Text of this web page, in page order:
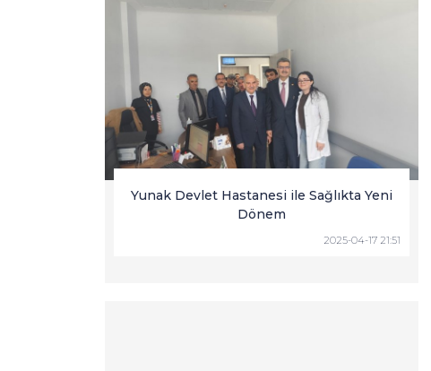
Yunak Devlet Hastanesi ile Sağlıkta Yeni
Dönem
2025-04-17 21:51